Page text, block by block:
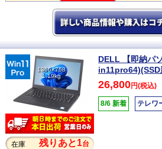
1366×768
1.19kg
在庫 残りあと1台
DELL 【即納パ
in11pro64)(SSD
26,800円(税込)
8/6 新着 テレワ